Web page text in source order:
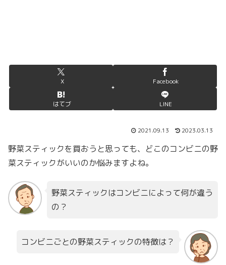
X Facebook
はてブ LINE
2021.09.13 2023.03.13
野菜スティックを買おうと思っても、どこのコンビニの野
菜スティックがいいのか悩みますよね。
野菜スティックはコンビニによって何が違う
の？
コンビニごとの野菜スティックの特徴は？